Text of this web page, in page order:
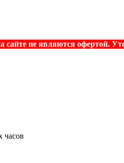
сайте не являются офертой.
часов